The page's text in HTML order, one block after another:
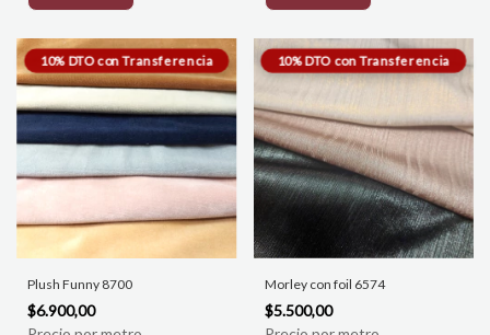
Plush Funny 8700
$6.900,00
Morley con foil 6574
$5.500,00